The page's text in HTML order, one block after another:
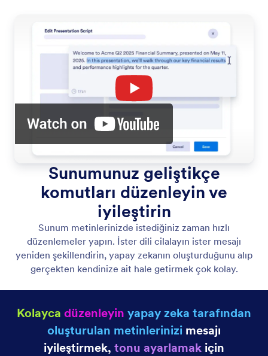
Sunumunuz geliştikçe
komutları düzenleyin ve
iyileştirin
Sunum metinlerinizde istediğiniz zaman hızlı
düzenlemeler yapın. İster dili cilalayın ister mesajı
yeniden şekillendirin, yapay zekanın oluşturduğunu alıp
gerçekten kendinize ait hale getirmek çok kolay.
Kolayca düzenleyin yapay zeka tarafından
oluşturulan metinlerinizi mesajı
iyileştirmek, tonu ayarlamak için